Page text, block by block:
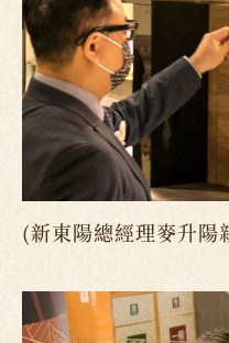
(新東陽總經理麥升陽